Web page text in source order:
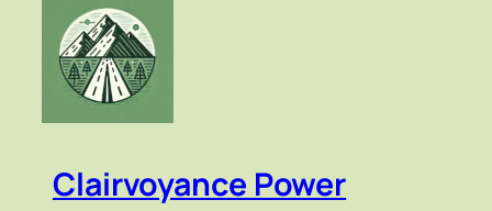
Clairvoyance Power